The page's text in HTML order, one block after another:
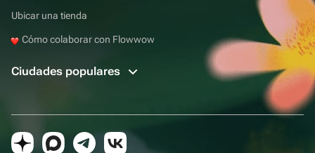
Ubicar una tienda
Cómo colaborar con Flowwow
Ciudades populares